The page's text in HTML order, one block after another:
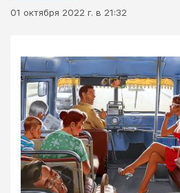
01 октября 2022 г. в 21:32